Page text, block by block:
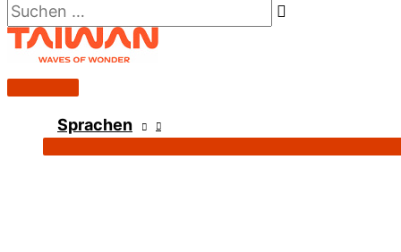
Suchen …
Hauptmenü
Sprachen